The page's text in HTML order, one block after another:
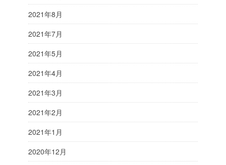
2021年8月
2021年7月
2021年5月
2021年4月
2021年3月
2021年2月
2021年1月
2020年12月